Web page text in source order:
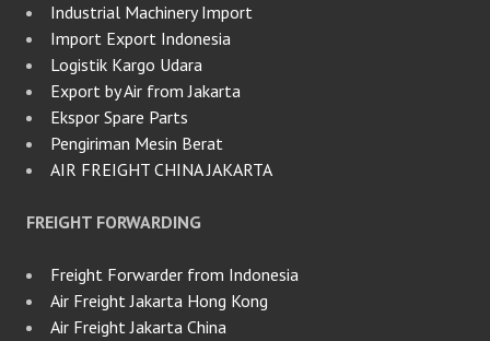
Industrial Machinery Import
Import Export Indonesia
Logistik Kargo Udara
Export by Air from Jakarta
Ekspor Spare Parts
Pengiriman Mesin Berat
AIR FREIGHT CHINA JAKARTA
FREIGHT FORWARDING
Freight Forwarder from Indonesia
Air Freight Jakarta Hong Kong
Air Freight Jakarta China